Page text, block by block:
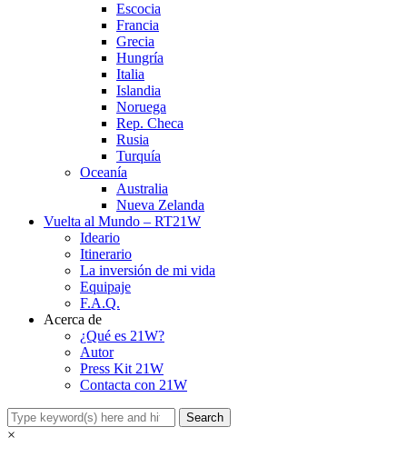
Escocia
Francia
Grecia
Hungría
Italia
Islandia
Noruega
Rep. Checa
Rusia
Turquía
Oceanía
Australia
Nueva Zelanda
Vuelta al Mundo – RT21W
Ideario
Itinerario
La inversión de mi vida
Equipaje
F.A.Q.
Acerca de
¿Qué es 21W?
Autor
Press Kit 21W
Contacta con 21W
×